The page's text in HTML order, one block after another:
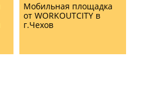
Мобильная площадка
от WORKOUTCITY в
г.Чехов